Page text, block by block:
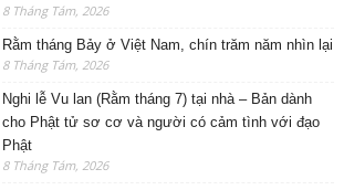
8 Tháng Tám, 2026
Rằm tháng Bảy ở Việt Nam, chín trăm năm nhìn lại
8 Tháng Tám, 2026
Nghi lễ Vu lan (Rằm tháng 7) tại nhà – Bản dành
cho Phật tử sơ cơ và người có cảm tình với đạo
Phật
8 Tháng Tám, 2026